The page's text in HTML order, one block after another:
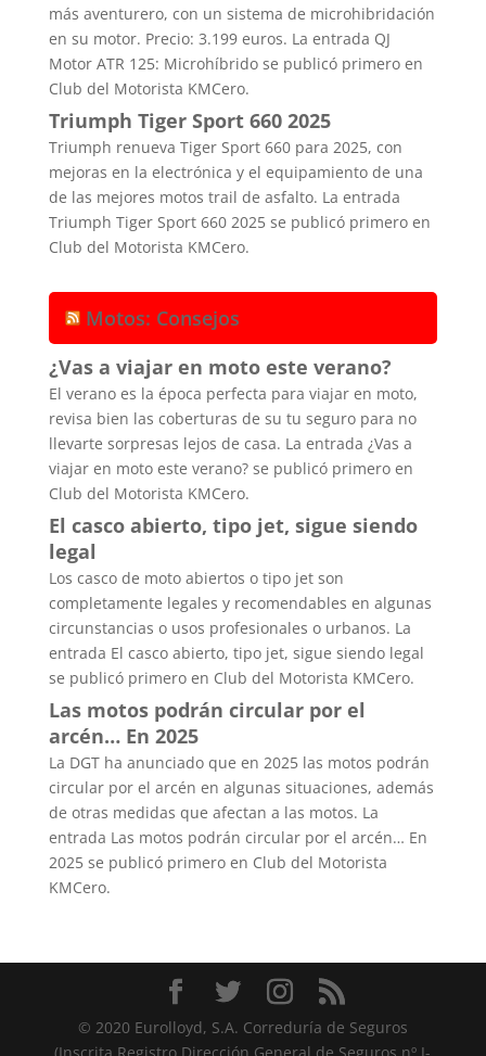
más aventurero, con un sistema de microhibridación
en su motor. Precio: 3.199 euros. La entrada QJ
Motor ATR 125: Microhíbrido se publicó primero en
Club del Motorista KMCero.
Triumph Tiger Sport 660 2025
Triumph renueva Tiger Sport 660 para 2025, con
mejoras en la electrónica y el equipamiento de una
de las mejores motos trail de asfalto. La entrada
Triumph Tiger Sport 660 2025 se publicó primero en
Club del Motorista KMCero.
Motos: Consejos
¿Vas a viajar en moto este verano?
El verano es la época perfecta para viajar en moto,
revisa bien las coberturas de su tu seguro para no
llevarte sorpresas lejos de casa. La entrada ¿Vas a
viajar en moto este verano? se publicó primero en
Club del Motorista KMCero.
El casco abierto, tipo jet, sigue siendo
legal
Los casco de moto abiertos o tipo jet son
completamente legales y recomendables en algunas
circunstancias o usos profesionales o urbanos. La
entrada El casco abierto, tipo jet, sigue siendo legal
se publicó primero en Club del Motorista KMCero.
Las motos podrán circular por el
arcén… En 2025
La DGT ha anunciado que en 2025 las motos podrán
circular por el arcén en algunas situaciones, además
de otras medidas que afectan a las motos. La
entrada Las motos podrán circular por el arcén… En
2025 se publicó primero en Club del Motorista
KMCero.
© 2020 Eurolloyd, S.A. Correduría de Seguros